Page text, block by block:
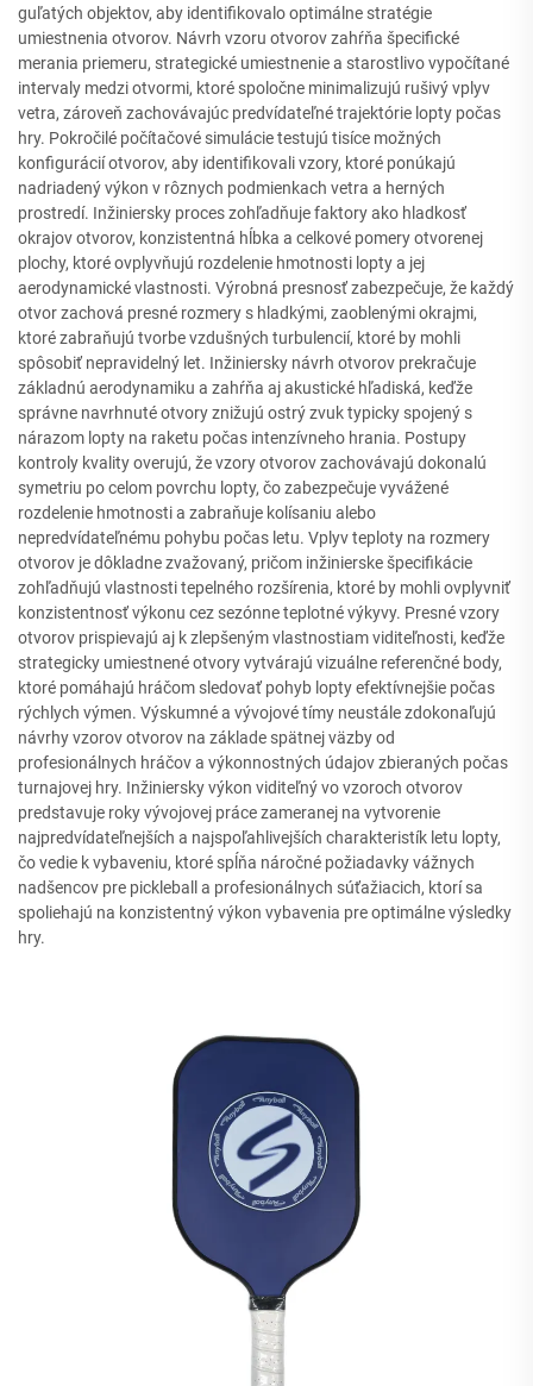
guľatých objektov, aby identifikovalo optimálne stratégie
umiestnenia otvorov. Návrh vzoru otvorov zahŕňa špecifické
merania priemeru, strategické umiestnenie a starostlivo vypočítané
intervaly medzi otvormi, ktoré spoločne minimalizujú rušivý vplyv
vetra, zároveň zachovávajúc predvídateľné trajektórie lopty počas
hry. Pokročilé počítačové simulácie testujú tisíce možných
konfigurácií otvorov, aby identifikovali vzory, ktoré ponúkajú
nadriadený výkon v rôznych podmienkach vetra a herných
prostredí. Inžiniersky proces zohľadňuje faktory ako hladkosť
okrajov otvorov, konzistentná hĺbka a celkové pomery otvorenej
plochy, ktoré ovplyvňujú rozdelenie hmotnosti lopty a jej
aerodynamické vlastnosti. Výrobná presnosť zabezpečuje, že každý
otvor zachová presné rozmery s hladkými, zaoblenými okrajmi,
ktoré zabraňujú tvorbe vzdušných turbulencií, ktoré by mohli
spôsobiť nepravidelný let. Inžiniersky návrh otvorov prekračuje
základnú aerodynamiku a zahŕňa aj akustické hľadiská, keďže
správne navrhnuté otvory znižujú ostrý zvuk typicky spojený s
nárazom lopty na raketu počas intenzívneho hrania. Postupy
kontroly kvality overujú, že vzory otvorov zachovávajú dokonalú
symetriu po celom povrchu lopty, čo zabezpečuje vyvážené
rozdelenie hmotnosti a zabraňuje kolísaniu alebo
nepredvídateľnému pohybu počas letu. Vplyv teploty na rozmery
otvorov je dôkladne zvažovaný, pričom inžinierske špecifikácie
zohľadňujú vlastnosti tepelného rozšírenia, ktoré by mohli ovplyvniť
konzistentnosť výkonu cez sezónne teplotné výkyvy. Presné vzory
otvorov prispievajú aj k zlepšeným vlastnostiam viditeľnosti, keďže
strategicky umiestnené otvory vytvárajú vizuálne referenčné body,
ktoré pomáhajú hráčom sledovať pohyb lopty efektívnejšie počas
rýchlych výmen. Výskumné a vývojové tímy neustále zdokonaľujú
návrhy vzorov otvorov na základe spätnej väzby od
profesionálnych hráčov a výkonnostných údajov zbieraných počas
turnajovej hry. Inžiniersky výkon viditeľný vo vzoroch otvorov
predstavuje roky vývojovej práce zameranej na vytvorenie
najpredvídateľnejších a najspoľahlivejších charakteristík letu lopty,
čo vedie k vybaveniu, ktoré spĺňa náročné požiadavky vážnych
nadšencov pre pickleball a profesionálnych súťažiacich, ktorí sa
spoliehajú na konzistentný výkon vybavenia pre optimálne výsledky
hry.